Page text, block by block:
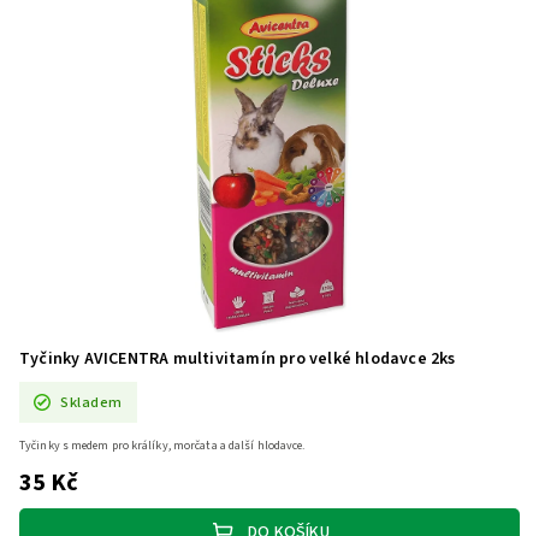
Tyčinky AVICENTRA multivitamín pro velké hlodavce 2ks
Skladem
35 Kč
Tyčinky s medem pro králíky, morčata a další hlodavce.